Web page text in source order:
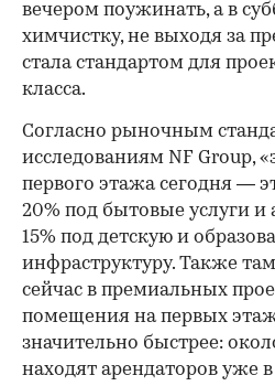
вечером поужинать, а в
химчистку, не выходя за
стала стандартом для
класса.
Согласно рыночным
исследованиям NF Group,
первого этажа сегодня —
20% под бытовые услуги и
15% под детскую и
инфраструктуру. Также
сейчас в премиальных
помещения на первых
значительно быстрее:
находят арендаторов уже